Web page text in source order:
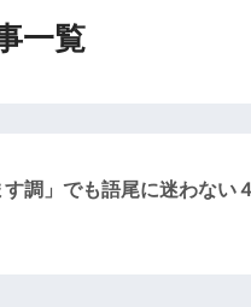
一覧
す調」でも語尾に迷わない